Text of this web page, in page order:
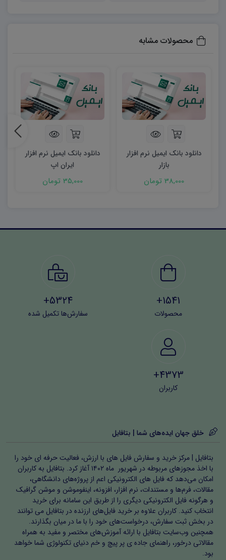
افزایش فروش: ارسال پیشنهادات و تخفیف‌های ویژه به
اندازه‌گیری و بهبود: با استفاده از ابزارهای تحلیلی،
می‌توانید کمپین‌های ایمیلی خود را اندازه‌گیری کنید و
بهبود‌های لازم را اعمال کنید. این امکان به شما می‌دهد
تا موفقیت استراتژی‌های بازاریابی ایمیلی خود را
پیگیری کنید.
در نتیجه، ایمیل بانک، یک ابزار قدرتمند در بازاریابی و ارتباط با
مشتری است که به کسب‌وکارها کمک می‌کند تا با مخاطبان
محصولات مشابه
دانلود بانک ایمیل نرم افزار
بازار
38,000 تومان
دانلود بانک ایمیل نرم افزار
ایران اپ
35,000 تومان
1541+
محصولات
5324+
سفارش‌ها تکمیل شده
4373+
کاربران
خلق جهان ایده‌های شما | بتافایل
بتافایل | مرکز خرید و سفارش فایل های با ارزش، فعالیت حرفه ای خود را
با اخذ مجوزهای مربوطه در شهریور ماه ۱۴۰۲ آغاز کرد. بتافایل به کاربران
امکان می‌دهد که فایل های الکترونیکی اعم از پروژه‌های دانشگاهی،
مقالات، فرم‌ها و مستندات، نرم افزار، افزونه، اینفوموشن و موشن گرافیک
و هرگونه فایل الکترونیکی دیگری را از طریق این سامانه برای خرید
انتخاب کنید. کاربران علاوه بر خرید فایل‌های ارزنده در بتافایل می توانند
در بخش ثبت سفارش، درخواست‌های خود را با ما در میان بگذارند.
همچنین وب‌سایت بتافایل با ارائه آموزش‌های مختصر و مفید به همراه
مقالاتی درخور، راهنمای جاده ی پر پیچ و خم دنیای تکنولوژی شما خواهد
بود.